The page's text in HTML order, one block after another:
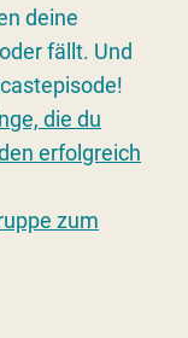
deine
fällt. Und
die du
erfolgreich
zum